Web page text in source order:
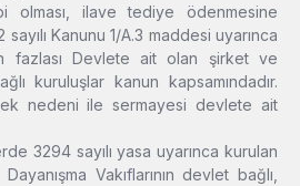
olması, ilave tediye ödenmesine
Kanunu 1/A.3 maddesi uyarınca
fazlası Devlete ait olan şirket ve
kuruluşlar kanun kapsamındadır.
nedeni ile sermayesi devlete ait
3294 sayılı yasa uyarınca kurulan
Vakıflarının devlet bağlı,